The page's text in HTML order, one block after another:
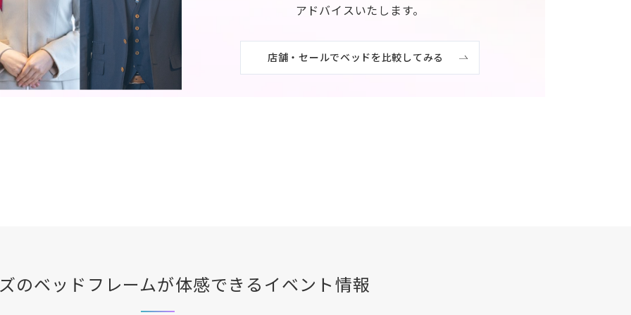
アドバイスいたします。
店舗・セールでベッドを比較してみる
のベッドフレームが体感できる イベント情報